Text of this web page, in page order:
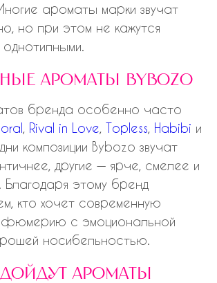
ароматы марки звучат
но при этом не кажутся
ароматы bybozo
бренда особенно часто
Rival in Love Topless Habibi и
композиции Bybozo звучат
другие — ярче, смелее и
этому бренд
кто хочет современную
с эмоциональной
носибельностью.
ароматы